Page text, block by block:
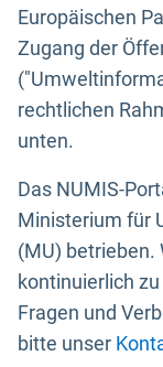
Europäischen
Zugang der
rechtlichen
unten.
Das NUMIS-
Ministerium für
(MU) betrieben.
kontinuierlich
Fragen und
bitte unser